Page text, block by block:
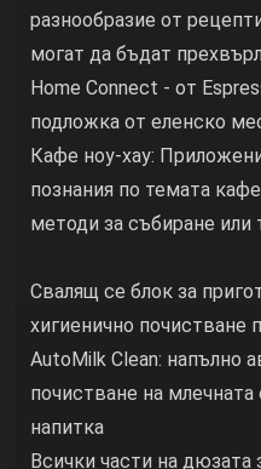
разнообразие от
могат да бъдат
Home Connect - от
подложка от еленско
Кафе ноу-хау:
познания по темата
методи за събиране или
Свалящ се блок за
хигиенично почистване
AutoMilk Clean: напълно
почистване на
напитка
Всички части на дюзата